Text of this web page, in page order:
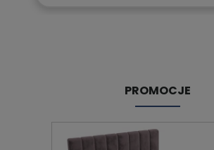
PROMOCJE